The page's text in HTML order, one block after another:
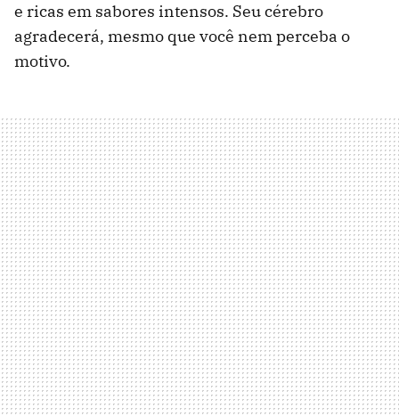
e ricas em sabores intensos. Seu cérebro
agradecerá, mesmo que você nem perceba o
motivo.